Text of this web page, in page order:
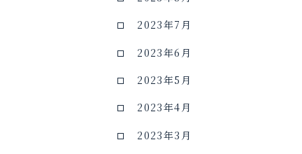
2023年7月
2023年6月
2023年5月
2023年4月
2023年3月